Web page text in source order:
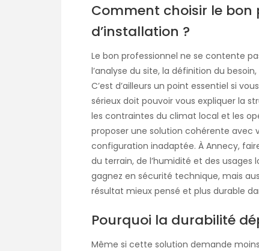
Comment choisir le
d’installation ?
Le bon professionnel ne se contente
l’analyse du site, la définition du
C’est d’ailleurs un point essentiel si
sérieux doit pouvoir vous expliquer la
les contraintes du climat local et les
proposer une solution cohérente avec
configuration inadaptée. À Annecy,
du terrain, de l’humidité et des usages
gagnez en sécurité technique, mais
résultat mieux pensé et plus durable
Pourquoi la durabilité
Même si cette solution demande